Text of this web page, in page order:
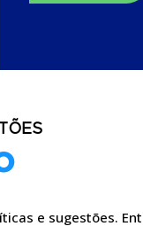
e sugestões.